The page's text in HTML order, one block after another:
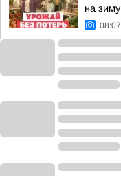
на зиму
08:07